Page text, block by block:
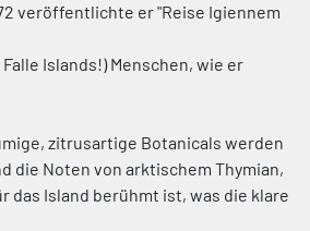
veröffentlichte er "Reise Igiennem
Islands!) Menschen, wie er
zitrusartige Botanicals werden
die Noten von arktischem Thymian,
das Island berühmt ist, was die klare